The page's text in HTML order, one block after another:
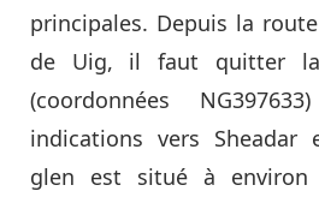
principales. Depuis la
de Uig, il faut quitter
(coordonnées
indications vers Sheadar
glen est situé à